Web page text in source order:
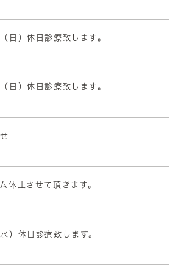
日）休日診療致します。
日）休日診療致します。
休止させて頂きます。
）休日診療致します。